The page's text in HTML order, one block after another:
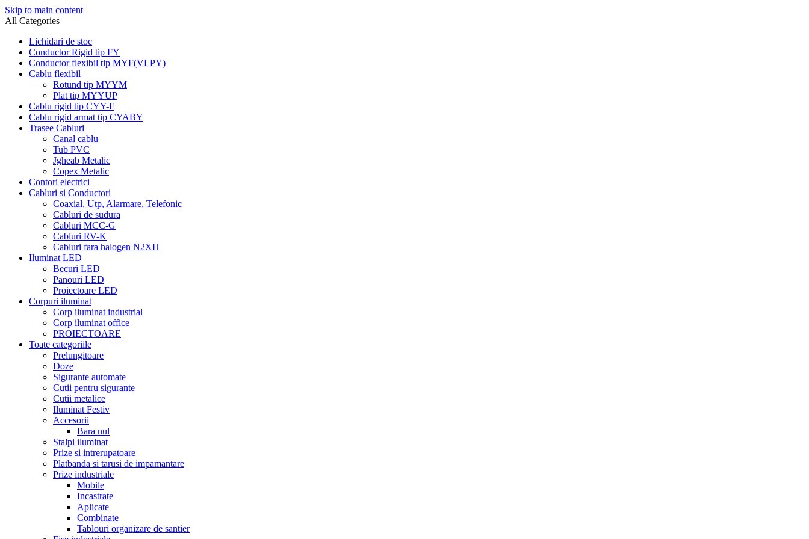
Skip to main content
All Categories
Lichidari de stoc
Conductor Rigid tip FY
Conductor flexibil tip MYF(VLPY)
Cablu flexibil
Rotund tip MYYM
Plat tip MYYUP
Cablu rigid tip CYY-F
Cablu rigid armat tip CYABY
Trasee Cabluri
Canal cablu
Tub PVC
Jgheab Metalic
Copex Metalic
Contori electrici
Cabluri si Conductori
Coaxial, Utp, Alarmare, Telefonic
Cabluri de sudura
Cabluri MCC-G
Cabluri RV-K
Cabluri fara halogen N2XH
Iluminat LED
Becuri LED
Panouri LED
Proiectoare LED
Corpuri iluminat
Corp iluminat industrial
Corp iluminat office
PROIECTOARE
Toate categoriile
Prelungitoare
Doze
Sigurante automate
Cutii pentru sigurante
Cutii metalice
Iluminat Festiv
Accesorii
Bara nul
Stalpi iluminat
Prize si intrerupatoare
Platbanda si tarusi de impamantare
Prize industriale
Mobile
Incastrate
Aplicate
Combinate
Tablouri organizare de santier